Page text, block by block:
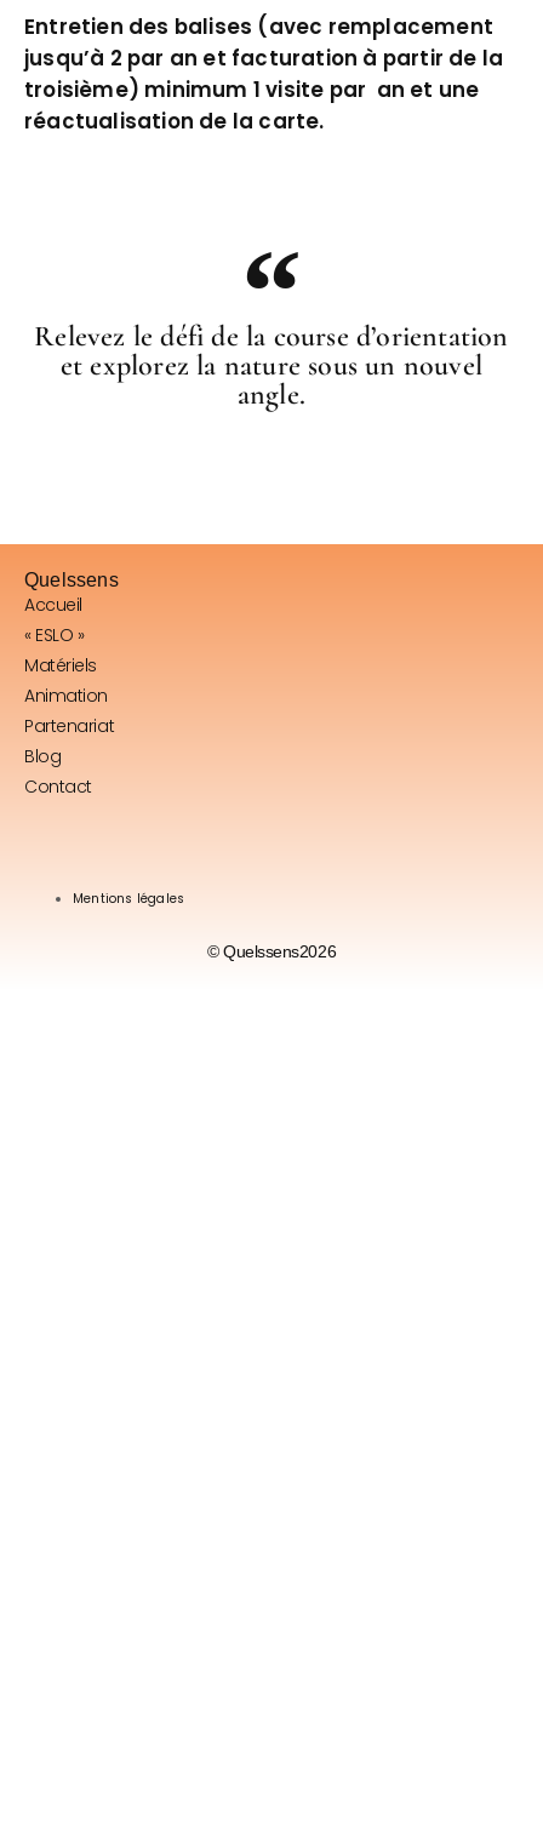
Entretien des balises (avec remplacement
jusqu’à 2 par an et facturation à partir de la
troisième) minimum 1 visite par an et une
réactualisation de la carte.
Relevez le défi de la course d’orientation
et explorez la nature sous un nouvel
angle.
Quelssens
Accueil
« ESLO »
Matériels
Animation
Partenariat
Blog
Contact
Mentions légales
© Quelssens2026